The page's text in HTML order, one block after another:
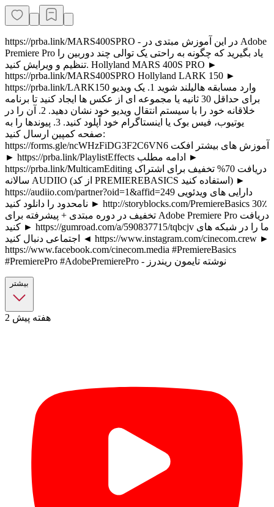
https://prba.link/MARS400SPRO - در این آموزش مبتدی در Adobe
Premiere Pro یاد بگیرید که چگونه به راحتی یک توالی چند دوربین را
تنظیم و ویرایش کنید. Hollyland MARS 400S PRO ►
https://prba.link/MARS400SPRO Hollyland LARK 150 ►
https://prba.link/LARK150 وارد مسابقه هالیلند شوید 1. یک ویدیو
برای حداقل 30 ثانیه یا مجموعه ای از عکس ها ایجاد کنید تا برنامه
خلاقانه خود را با سیستم انتقال ویدیو خود نشان دهید. 2. آن را در
یوتیوب، فیس بوک یا اینستاگرام خود آپلود کنید. 3. پیوندها را به
صفحه کمپین ارسال کنید:
https://forms.gle/ncWHzFiDG3F2C6VN6 آموزش های بیشتر افکت
► https://prba.link/PlaylistEffects ادامه مطلب ►
https://prba.link/MulticamEditing دریافت 70% تخفیف برای اشتراک
سالانه AUDIIO (از کد PREMIEREBASICS استفاده کنید) ►
https://audiio.com/partner?oid=1&affid=249 دارایی های ویدئویی
نامحدود را دانلود کنید ► http://storyblocks.com/PremiereBasics 30٪
تخفیف در دوره مبتدی + پیشرفته برای Adobe Premiere Pro دریافت
کنید ► https://gumroad.com/a/590837715/tqbcjv ما را در شبکه های
اجتماعی دنبال کنید ◄ https://www.instagram.com/cinecom.crew ►
https://www.facebook.com/cinecom.media #PremiereBasics
#PremierePro #AdobePremierePro - نوشته تایمون ریندرز
بیشتر
2 هفته پیش